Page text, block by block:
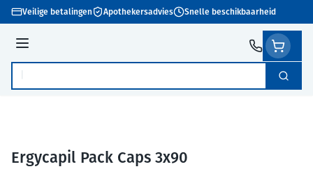
Ga naar de inhoud
Veilige betalingen Apothekersadvies Snelle beschikbaarheid
Menu
Product, merk, categorie... Zoek
Ergycapil Pack Caps 3x90